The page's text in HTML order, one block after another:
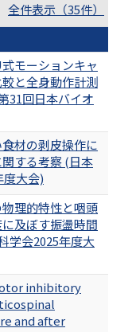
全件表示（35件）
モーションキャ
と全身動作計測
31回日本バイオ
材の剥皮操作に
する考察 (日本
度大会)
理的特性と咽頭
及ぼす振盪時間
学会2025年度大
inhibitory
and after